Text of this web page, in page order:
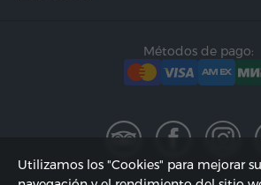
Métodos de pago:
Utilizamos los "Cookies" para mejorar